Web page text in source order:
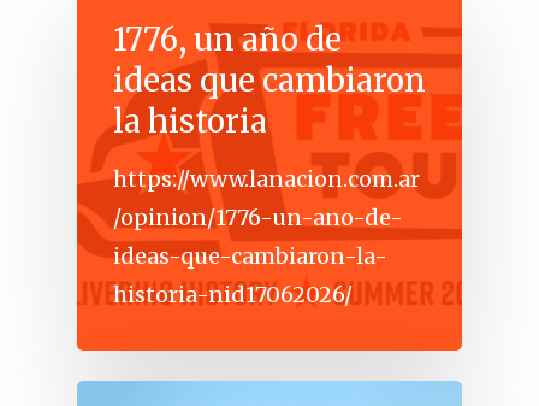
1776, un año de
ideas que cambiaron
la historia
https://www.lanacion.com.ar
/opinion/1776-un-ano-de-
ideas-que-cambiaron-la-
historia-nid17062026/